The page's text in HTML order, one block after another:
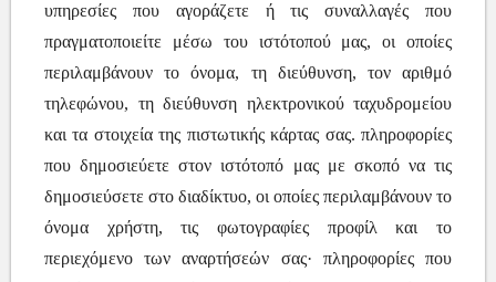
υπηρεσίες που αγοράζετε ή τις συναλλαγές που
πραγματοποιείτε μέσω του ιστότοπού μας, οι οποίες
περιλαμβάνουν το όνομα, τη διεύθυνση, τον αριθμό
τηλεφώνου, τη διεύθυνση ηλεκτρονικού ταχυδρομείου
και τα στοιχεία της πιστωτικής κάρτας σας. πληροφορίες
που δημοσιεύετε στον ιστότοπό μας με σκοπό να τις
δημοσιεύσετε στο διαδίκτυο, οι οποίες περιλαμβάνουν το
όνομα χρήστη, τις φωτογραφίες προφίλ και το
περιεχόμενο των αναρτήσεών σας· πληροφορίες που